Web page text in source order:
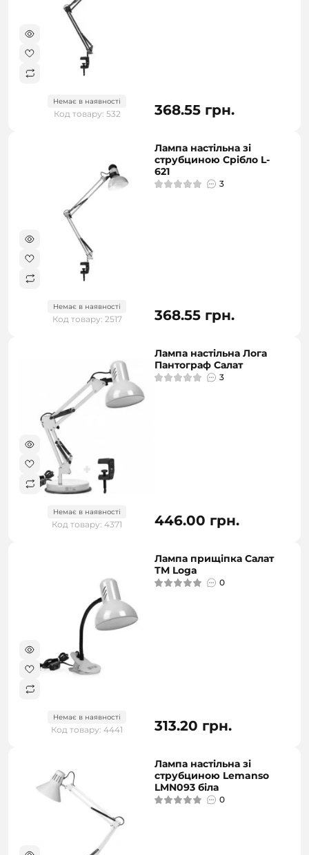
Немає в наявності
Код товару: 532 368.55 грн.
Немає в наявності
Код товару: 2517
Лампа настільна зі
струбциною Срібло L-
621
3
368.55 грн.
Немає в наявності
Код товару: 4371
Лампа настільна Лога
Пантограф Салат
3
446.00 грн.
Немає в наявності
Код товару: 4441
Лампа прищіпка Салат
ТМ Loga
0
313.20 грн.
Лампа настільна зі
струбциною Lemanso
LMN093 біла
0